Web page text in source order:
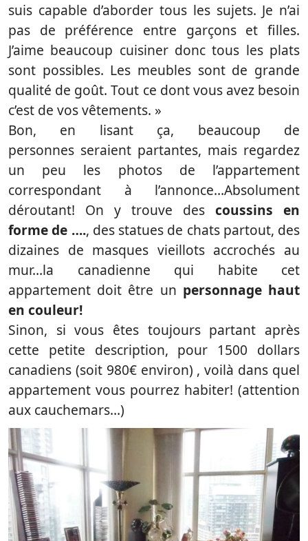
suis capable d’aborder tous les sujets. Je n’ai
pas de préférence entre garçons et filles.
J’aime beaucoup cuisiner donc tous les plats
sont possibles. Les meubles sont de grande
qualité de goût. Tout ce dont vous avez besoin
c’est de vos vêtements. »
Bon, en lisant ça, beaucoup de
personnes seraient partantes, mais regardez
un peu les photos de l’appartement
correspondant à l’annonce…Absolument
déroutant! On y trouve des coussins en
forme de …., des statues de chats partout, des
dizaines de masques vieillots accrochés au
mur…la canadienne qui habite cet
appartement doit être un personnage haut
en couleur!
Sinon, si vous êtes toujours partant après
cette petite description, pour 1500 dollars
canadiens (soit 980€ environ) , voilà dans quel
appartement vous pourrez habiter! (attention
aux cauchemars…)